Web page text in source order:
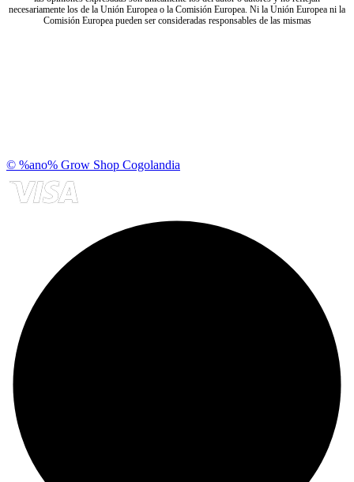
necesariamente los de la Unión Europea o la Comisión Europea. Ni la Unión Europea ni la
Comisión Europea pueden ser consideradas responsables de las mismas
© %ano% Grow Shop Cogolandia